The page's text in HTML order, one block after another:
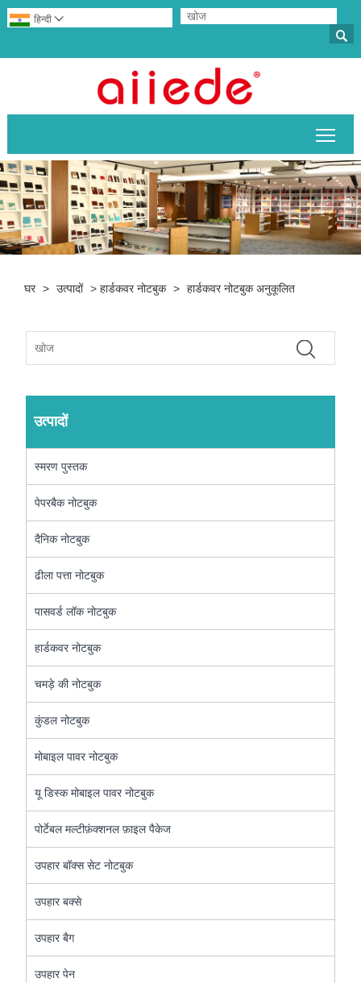

हिन्दी 
घर > उत्पादों >हार्डकवर नोटबुक > हार्डकवर नोटबुक अनुकूलित
उत्पादों
स्मरण पुस्तक
पेपरबैक नोटबुक
दैनिक नोटबुक
ढीला पत्ता नोटबुक
पासवर्ड लॉक नोटबुक
हार्डकवर नोटबुक
चमड़े की नोटबुक
कुंडल नोटबुक
मोबाइल पावर नोटबुक
यू डिस्क मोबाइल पावर नोटबुक
पोर्टेबल मल्टीफ़ंक्शनल फ़ाइल पैकेज
उपहार बॉक्स सेट नोटबुक
उपहार बक्से
उपहार बैग
उपहार पेन